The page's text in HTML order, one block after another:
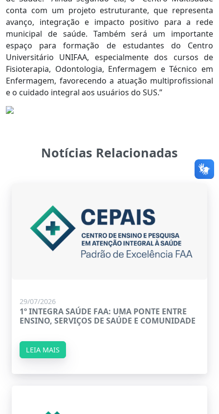
conta com um projeto estruturante, que representa
avanço, integração e impacto positivo para a rede
municipal de saúde. Também será um importante
espaço para formação de estudantes do Centro
Universitário UNIFAA, especialmente dos cursos de
Fisioterapia, Odontologia, Enfermagem e Técnico em
Enfermagem, favorecendo a atuação multiprofissional
e o cuidado integral aos usuários do SUS.”
Notícias Relacionadas
29/07/2026
1º INTEGRA SAÚDE FAA: UMA PONTE ENTRE
ENSINO, SERVIÇOS DE SAÚDE E COMUNIDADE
LEIA MAIS